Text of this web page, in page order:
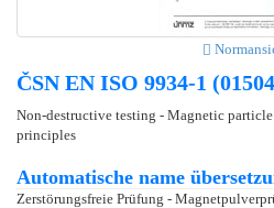
ČSN EN ISO 9934-1
Non-destructive testing - Magnetic particle
principles
Automatische name
Zerstörungsfreie Prüfung -